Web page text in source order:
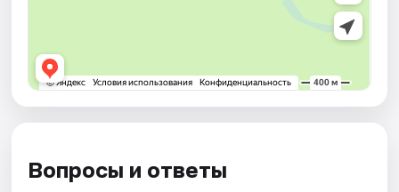
Вопросы и ответы